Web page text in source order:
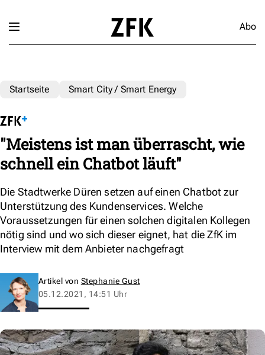
Abo
Startseite Smart City / Smart Energy
"Meistens ist man überrascht, wie
schnell ein Chatbot läuft"
Die Stadtwerke Düren setzen auf einen Chatbot zur
Unterstützung des Kundenservices. Welche
Voraussetzungen für einen solchen digitalen Kollegen
nötig sind und wo sich dieser eignet, hat die ZfK im
Interview mit dem Anbieter nachgefragt
Artikel von Stephanie Gust
05.12.2021, 14:51 Uhr